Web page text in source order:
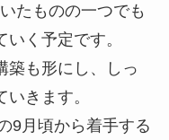
たものの一つでも
く予定です。
築も形にし、しっ
きます。
9月頃から着手する